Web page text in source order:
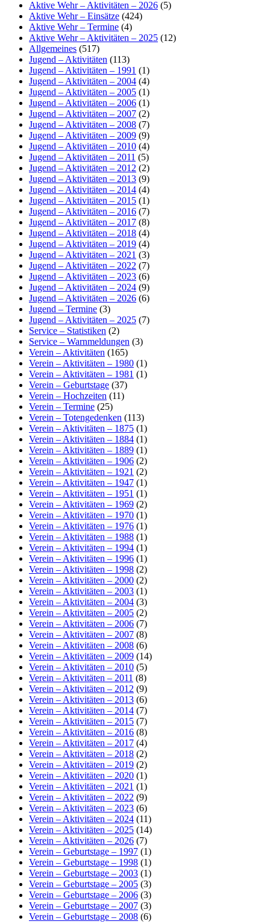
Aktive Wehr – Aktivitäten – 2026 (5)
Aktive Wehr – Einsätze (424)
Aktive Wehr – Termine (4)
Aktive Wehr – Aktivitäten – 2025 (12)
Allgemeines (517)
Jugend – Aktivitäten (113)
Jugend – Aktivitäten – 1991 (1)
Jugend – Aktivitäten – 2004 (4)
Jugend – Aktivitäten – 2005 (1)
Jugend – Aktivitäten – 2006 (1)
Jugend – Aktivitäten – 2007 (2)
Jugend – Aktivitäten – 2008 (7)
Jugend – Aktivitäten – 2009 (9)
Jugend – Aktivitäten – 2010 (4)
Jugend – Aktivitäten – 2011 (5)
Jugend – Aktivitäten – 2012 (2)
Jugend – Aktivitäten – 2013 (9)
Jugend – Aktivitäten – 2014 (4)
Jugend – Aktivitäten – 2015 (1)
Jugend – Aktivitäten – 2016 (7)
Jugend – Aktivitäten – 2017 (8)
Jugend – Aktivitäten – 2018 (4)
Jugend – Aktivitäten – 2019 (4)
Jugend – Aktivitäten – 2021 (3)
Jugend – Aktivitäten – 2022 (7)
Jugend – Aktivitäten – 2023 (6)
Jugend – Aktivitäten – 2024 (9)
Jugend – Aktivitäten – 2026 (6)
Jugend – Termine (3)
Jugend – Aktivitäten – 2025 (7)
Service – Statistiken (2)
Service – Warnmeldungen (3)
Verein – Aktivitäten (165)
Verein – Aktivitäten – 1980 (1)
Verein – Aktivitäten – 1981 (1)
Verein – Geburtstage (37)
Verein – Hochzeiten (11)
Verein – Termine (25)
Verein – Totengedenken (113)
Verein – Aktivitäten – 1875 (1)
Verein – Aktivitäten – 1884 (1)
Verein – Aktivitäten – 1889 (1)
Verein – Aktivitäten – 1906 (2)
Verein – Aktivitäten – 1921 (2)
Verein – Aktivitäten – 1947 (1)
Verein – Aktivitäten – 1951 (1)
Verein – Aktivitäten – 1969 (2)
Verein – Aktivitäten – 1970 (1)
Verein – Aktivitäten – 1976 (1)
Verein – Aktivitäten – 1988 (1)
Verein – Aktivitäten – 1994 (1)
Verein – Aktivitäten – 1996 (1)
Verein – Aktivitäten – 1998 (2)
Verein – Aktivitäten – 2000 (2)
Verein – Aktivitäten – 2003 (1)
Verein – Aktivitäten – 2004 (3)
Verein – Aktivitäten – 2005 (2)
Verein – Aktivitäten – 2006 (7)
Verein – Aktivitäten – 2007 (8)
Verein – Aktivitäten – 2008 (6)
Verein – Aktivitäten – 2009 (14)
Verein – Aktivitäten – 2010 (5)
Verein – Aktivitäten – 2011 (8)
Verein – Aktivitäten – 2012 (9)
Verein – Aktivitäten – 2013 (6)
Verein – Aktivitäten – 2014 (7)
Verein – Aktivitäten – 2015 (7)
Verein – Aktivitäten – 2016 (8)
Verein – Aktivitäten – 2017 (4)
Verein – Aktivitäten – 2018 (2)
Verein – Aktivitäten – 2019 (2)
Verein – Aktivitäten – 2020 (1)
Verein – Aktivitäten – 2021 (1)
Verein – Aktivitäten – 2022 (9)
Verein – Aktivitäten – 2023 (6)
Verein – Aktivitäten – 2024 (11)
Verein – Aktivitäten – 2025 (14)
Verein – Aktivitäten – 2026 (7)
Verein – Geburtstage – 1997 (1)
Verein – Geburtstage – 1998 (1)
Verein – Geburtstage – 2003 (1)
Verein – Geburtstage – 2005 (3)
Verein – Geburtstage – 2006 (3)
Verein – Geburtstage – 2007 (3)
Verein – Geburtstage – 2008 (6)